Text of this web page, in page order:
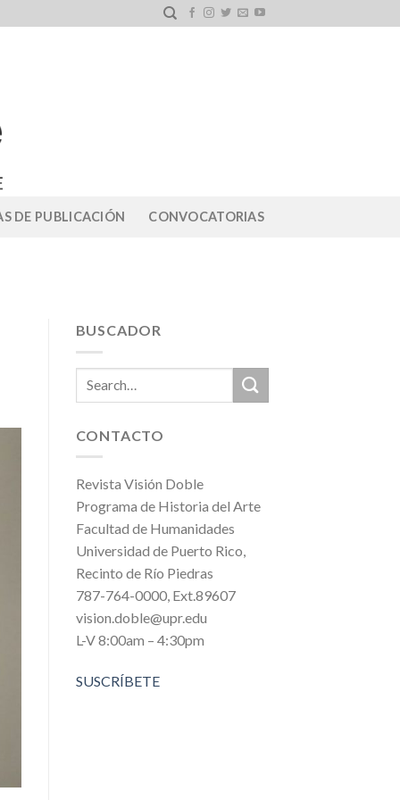
DE PUBLICACIÓN CONVOCATORIAS
BUSCADOR
CONTACTO
Revista Visión Doble
Programa de Historia del Arte
Facultad de Humanidades
Universidad de Puerto Rico,
Recinto de Río Piedras
787-764-0000, Ext.89607
vision.doble@upr.edu
L-V 8:00am – 4:30pm
SUSCRÍBETE